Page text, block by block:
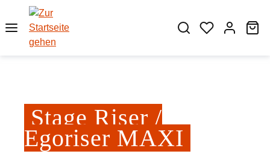
Zum Hauptinhalt springen
Stage Riser /
Egoriser MAXI